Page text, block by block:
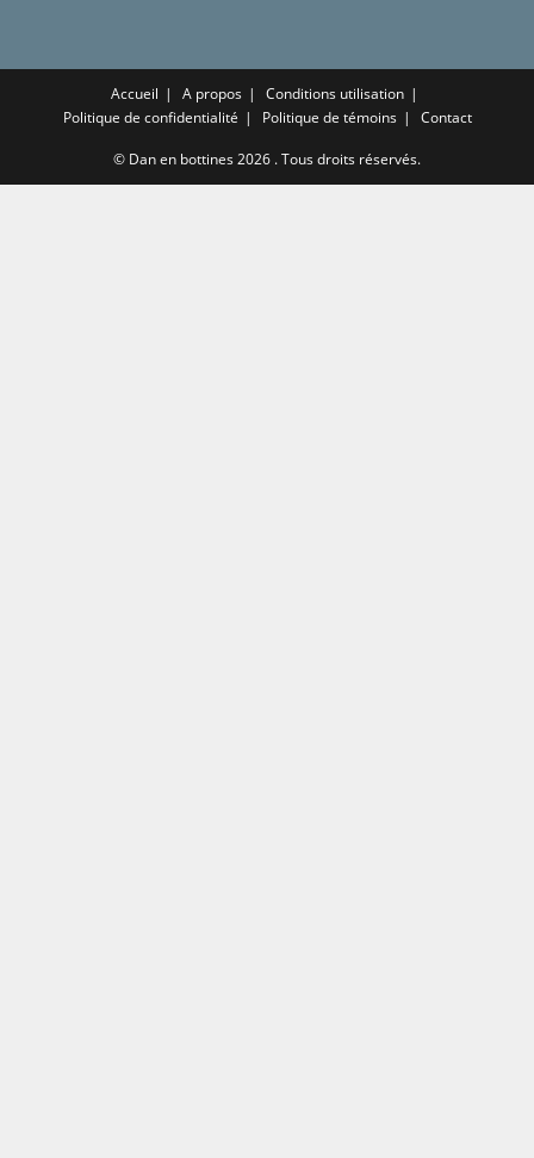
Accueil A propos
Conditions utilisation
Politique de confidentialité
Politique de témoins Contact
© Dan en bottines2026 . Tous droits réservés.